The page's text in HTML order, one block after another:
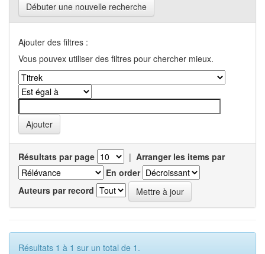
Débuter une nouvelle recherche
Ajouter des filtres :
Vous pouvex utiliser des filtres pour chercher mieux.
Résultats par page | Arranger les items par
En order
Auteurs par record
Résultats 1 à 1 sur un total de 1.